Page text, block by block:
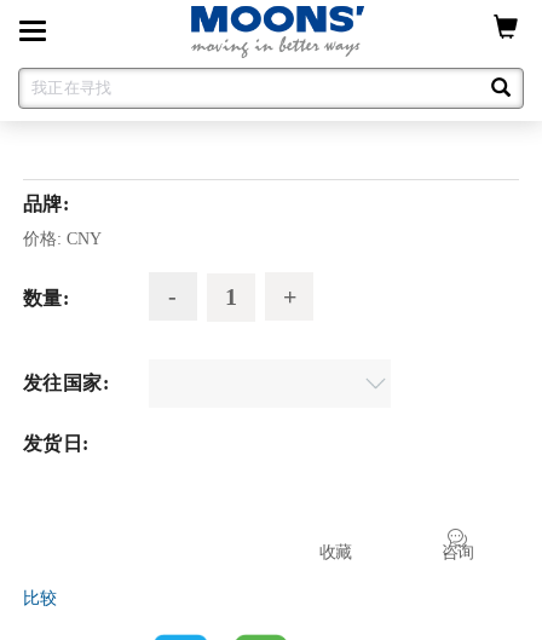
Toggle
navigation
品牌:
价格: CNY
数量:
发往国家:
发货日:
咨询
收藏
比较